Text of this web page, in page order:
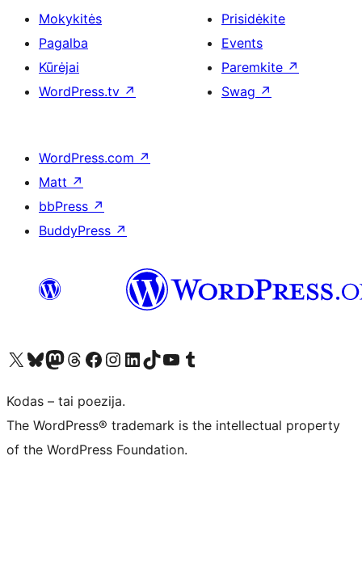
Mokykitės
Pagalba
Kūrėjai
WordPress.tv ↗
Prisidėkite
Events
Paremkite ↗
Swag ↗
WordPress.com ↗
Matt ↗
bbPress ↗
BuddyPress ↗
Visit our X (formerly Twitter) account
Apsilankykite mūsų Bluesky paskyroje
Visit our Mastodon account
Apsilankykite mūsų Threads paskyroje
Visit our Facebook page
Visit our Instagram account
Visit our LinkedIn account
Apsilankykite mūsų TikTok paskyroje
Visit our YouTube channel
Apsilankykite mūsų Tumblr paskyroje
Kodas – tai poezija.
The WordPress® trademark is the intellectual property
of the WordPress Foundation.